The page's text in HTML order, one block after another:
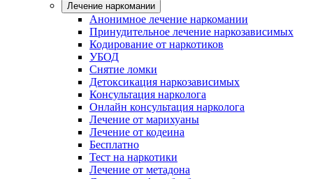
Лечение наркомании
Анонимное лечение наркомании
Принудительное лечение наркозависимых
Кодирование от наркотиков
УБОД
Снятие ломки
Детоксикация наркозависимых
Консультация нарколога
Онлайн консультация нарколога
Лечение от марихуаны
Лечение от кодеина
Бесплатно
Тест на наркотики
Лечение от метадона